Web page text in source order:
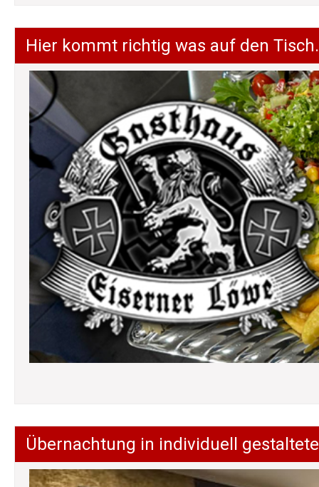
Hier kommt richtig was auf den Tisch.
Übernachtung in individuell